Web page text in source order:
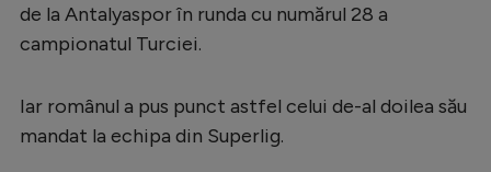
Campionate
Starurile fotbalului
EURO 2024
Stranieri
de la Antalyaspor în runda cu numărul 28 a
campionatul Turciei.
Iar românul a pus punct astfel celui de-al doilea său
mandat la echipa din Superlig.